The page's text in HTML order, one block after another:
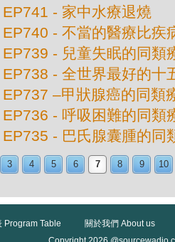
EP741 - 家中水療退燒
EP740 - 不當的醫療比疾
EP739 - 兒童失眠的同類
EP738 - 全世界最好的十
EP737 –甲狀腺癌的同類
EP736 - 呼吸困難的同類
EP735 - 巴氏腺囊腫的同
3 4 5 6 7 8 9 10
Program Table
關於我們 About us